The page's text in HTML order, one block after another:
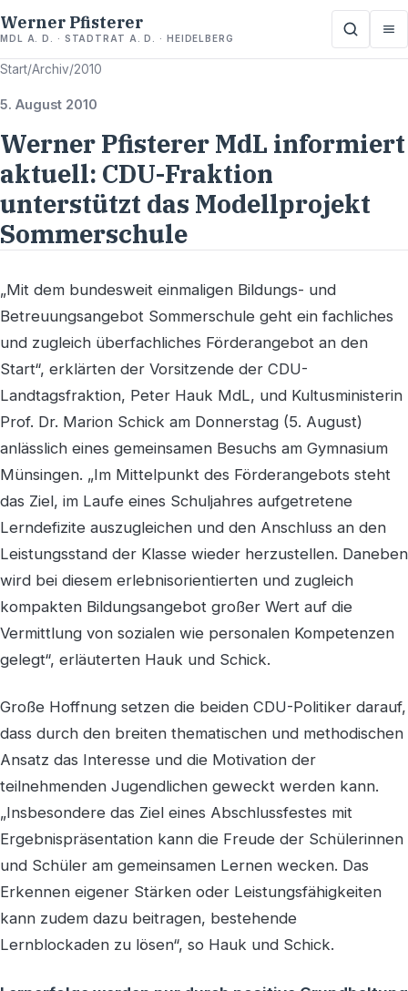
Werner Pfisterer
MDL A. D. · STADTRAT A. D. · HEIDELBERG
Start/Archiv/2010
5. August 2010
Werner Pfisterer MdL informiert
aktuell: CDU-Fraktion
unterstützt das Modellprojekt
Sommerschule
„Mit dem bundesweit einmaligen Bildungs- und
Betreuungsangebot Sommerschule geht ein fachliches
und zugleich überfachliches Förderangebot an den
Start“, erklärten der Vorsitzende der CDU-
Landtagsfraktion, Peter Hauk MdL, und Kultusministerin
Prof. Dr. Marion Schick am Donnerstag (5. August)
anlässlich eines gemeinsamen Besuchs am Gymnasium
Münsingen. „Im Mittelpunkt des Förderangebots steht
das Ziel, im Laufe eines Schuljahres aufgetretene
Lerndefizite auszugleichen und den Anschluss an den
Leistungsstand der Klasse wieder herzustellen. Daneben
wird bei diesem erlebnisorientierten und zugleich
kompakten Bildungsangebot großer Wert auf die
Vermittlung von sozialen wie personalen Kompetenzen
gelegt“, erläuterten Hauk und Schick.
Große Hoffnung setzen die beiden CDU-Politiker darauf,
dass durch den breiten thematischen und methodischen
Ansatz das Interesse und die Motivation der
teilnehmenden Jugendlichen geweckt werden kann.
„Insbesondere das Ziel eines Abschlussfestes mit
Ergebnispräsentation kann die Freude der Schülerinnen
und Schüler am gemeinsamen Lernen wecken. Das
Erkennen eigener Stärken oder Leistungsfähigkeiten
kann zudem dazu beitragen, bestehende
Lernblockaden zu lösen“, so Hauk und Schick.